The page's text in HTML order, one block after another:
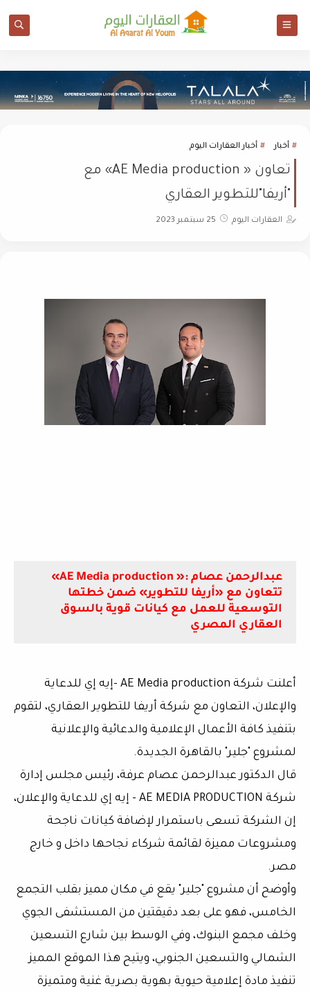
أخبار أخبار العقارات اليوم
تعاون « AE Media production» مع
"أريفا"للتطوير العقاري
العقارات اليوم 25 سبتمبر 2023
عبدالرحمن عصام :« AE Media production»
تتعاون مع «أريفا للتطوير» ضمن خطتها
التوسعية للعمل مع كيانات قوية بالسوق
العقاري المصري
أعلنت شركة AE Media production -إيه إي للدعاية
والإعلان، التعاون مع شركة أريفا للتطوير العقاري، لتقوم
بتنفيذ كافة الأعمال الإعلامية والدعائية والإعلانية
لمشروع "جلير" بالقاهرة الجديدة.
قال الدكتور عبدالرحمن عصام عرفة، رئيس مجلس إدارة
شركة AE MEDIA PRODUCTION - إيه إي للدعاية والإعلان،
إن الشركة تسعى باستمرار لإضافة كيانات ناجحة
ومشروعات مميزة لقائمة شركاء نجاحها داخل و خارج
مصر.
وأوضح أن مشروع "جلير" يقع في مكان مميز بقلب التجمع
الخامس، فهو على بعد دقيقتين من المستشفى الجوي
وخلف مجمع البنوك، وفي الوسط بين شارع التسعين
الشمالي والتسعين الجنوبي، ويتيح هذا الموقع المميز
تنفيذ مادة إعلامية حيوية بهوية بصرية غنية ومتميزة